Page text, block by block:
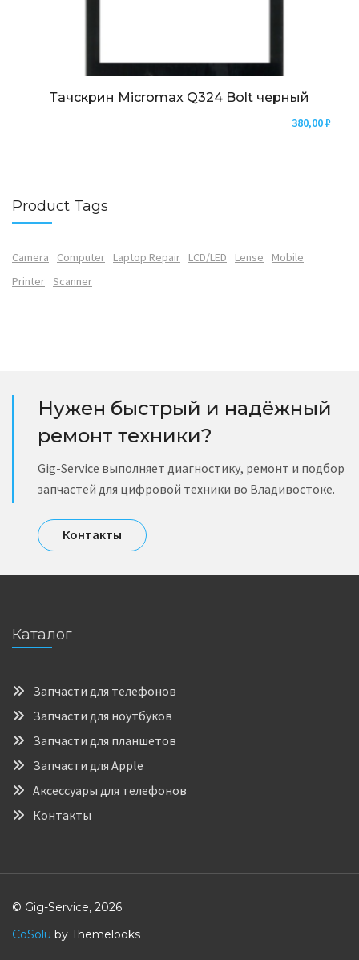
Тачскрин Micromax Q324 Bolt черный
380,00₽
Product Tags
Camera Computer Laptop Repair LCD/LED Lense
Mobile
Printer Scanner
Нужен быстрый и надёжный
ремонт техники?
Gig-Service выполняет диагностику, ремонт и подбор
запчастей для цифровой техники во Владивостоке.
Контакты
Каталог
Запчасти для телефонов
Запчасти для ноутбуков
Запчасти для планшетов
Запчасти для Apple
Аксессуары для телефонов
Контакты
© Gig-Service, 2026
CoSolu by Themelooks